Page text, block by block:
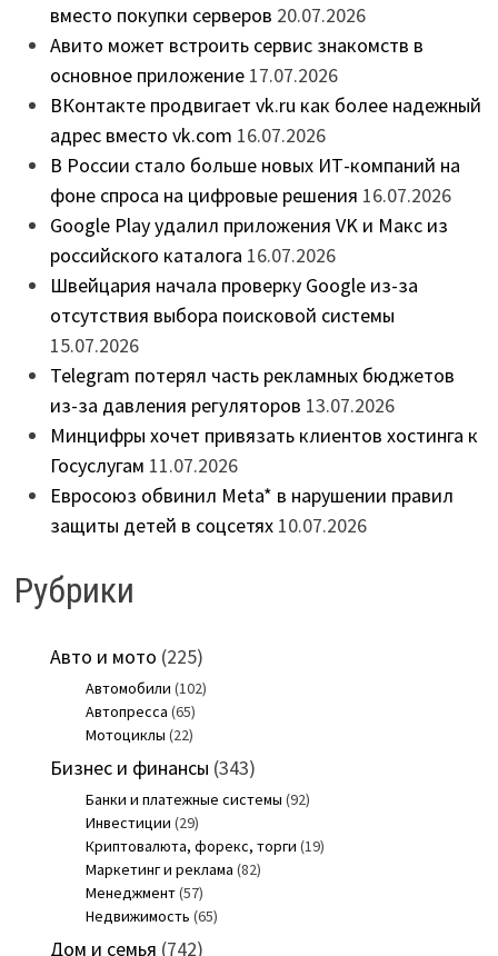
вместо покупки серверов 20.07.2026
Авито может встроить сервис знакомств в
основное приложение 17.07.2026
ВКонтакте продвигает vk.ru как более надежный
адрес вместо vk.com 16.07.2026
В России стало больше новых ИТ-компаний на
фоне спроса на цифровые решения 16.07.2026
Google Play удалил приложения VK и Макс из
российского каталога 16.07.2026
Швейцария начала проверку Google из-за
отсутствия выбора поисковой системы
15.07.2026
Telegram потерял часть рекламных бюджетов
из-за давления регуляторов 13.07.2026
Минцифры хочет привязать клиентов хостинга к
Госуслугам 11.07.2026
Евросоюз обвинил Meta* в нарушении правил
защиты детей в соцсетях 10.07.2026
Рубрики
Авто и мото (225)
Автомобили (102)
Автопресса (65)
Мотоциклы (22)
Бизнес и финансы (343)
Банки и платежные системы (92)
Инвестиции (29)
Криптовалюта, форекс, торги (19)
Маркетинг и реклама (82)
Менеджмент(57)
Недвижимость (65)
Дом и семья (742)